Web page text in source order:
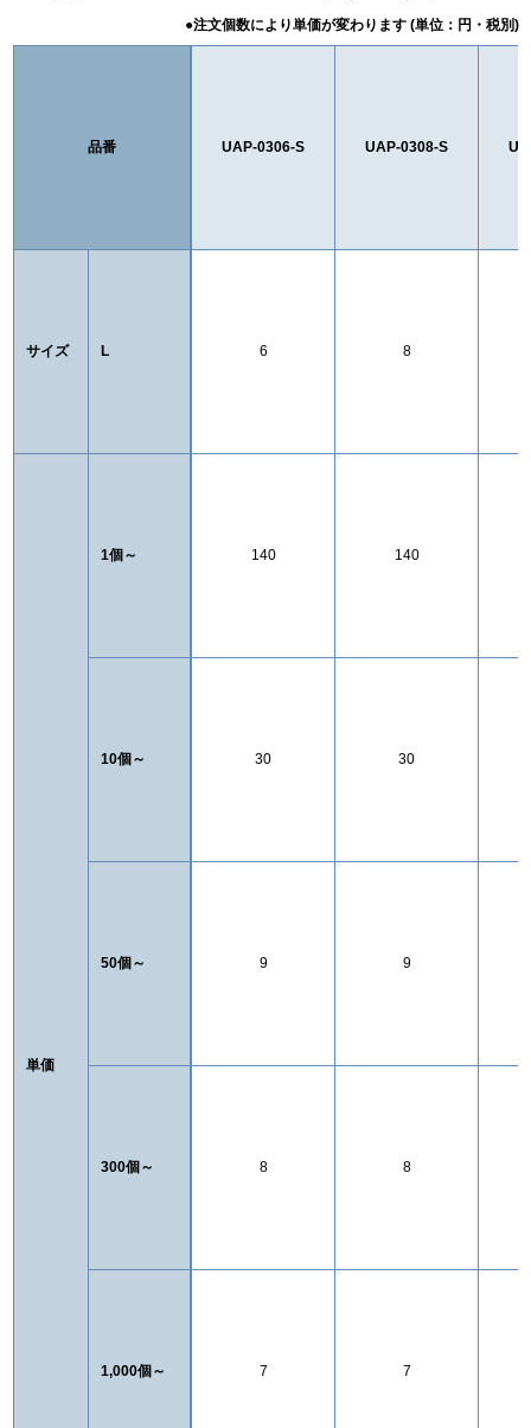
品番
サイズ L
単価
1個～
10個～
50個～
300個～
1,000個～
UAP-0306-S UAP-0308-S
6 8
140 140
30 30
9 9
8 8
7 7